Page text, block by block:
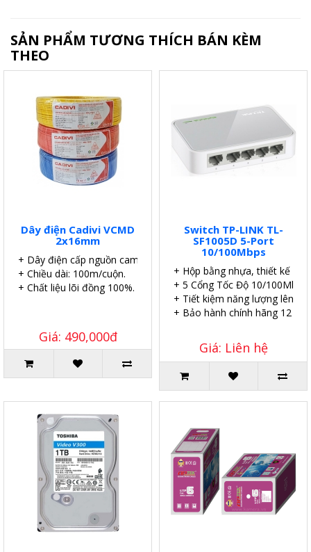
SẢN PHẨM TƯƠNG THÍCH BÁN KÈM
THEO
Dây điện Cadivi VCMD
2x16mm
+ Dây điện cấp nguồn camera.
+ Chiều dài: 100m/cuộn.
+ Chất liệu lõi đồng 100%.
Giá: 490,000đ
Switch TP-LINK TL-
SF1005D 5-Port
10/100Mbps
+ Hộp bằng nhựa, thiết kế để
+ 5 Cổng Tốc Độ 10/100Mbps.
+ Tiết kiệm năng lượng lên
+ Bảo hành chính hãng 12
Giá: Liên hệ